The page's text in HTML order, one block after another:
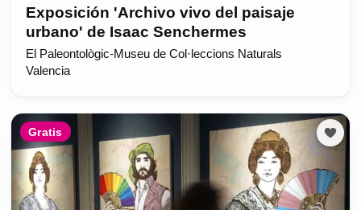
Exposición 'Archivo vivo del paisaje
urbano' de Isaac Senchermes
El Paleontològic-Museu de Col·leccions Naturals
Valencia
Gratis